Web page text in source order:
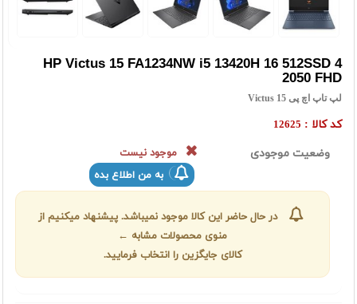
HP Victus 15 FA1234NW i5 13420H 16 512SSD 4
2050 FHD
لپ تاپ اچ پی Victus 15
کد کالا : 12625
وضعیت موجودی
موجود نیست
به من اطلاع بده
در حال حاضر این کالا موجود نمیباشد. پیشنهاد میکنیم از
منوی محصولات مشابه ←
کالای جایگزین را انتخاب فرمایید.